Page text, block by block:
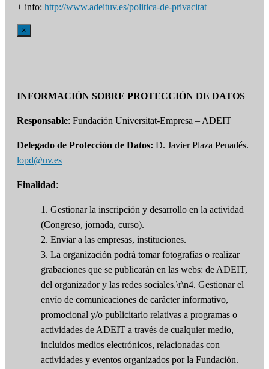
+ info: http://www.adeituv.es/politica-de-privacitat
×
INFORMACIÓN SOBRE PROTECCIÓN DE DATOS
Responsable: Fundación Universitat-Empresa – ADEIT
Delegado de Protección de Datos: D. Javier Plaza Penadés.
lopd@uv.es
Finalidad:
1. Gestionar la inscripción y desarrollo en la actividad
(Congreso, jornada, curso).
2. Enviar a las empresas, instituciones.
3. La organización podrá tomar fotografías o realizar
grabaciones que se publicarán en las webs: de ADEIT,
del organizador y las redes sociales.\r\n4. Gestionar el
envío de comunicaciones de carácter informativo,
promocional y/o publicitario relativas a programas o
actividades de ADEIT a través de cualquier medio,
incluidos medios electrónicos, relacionadas con
actividades y eventos organizados por la Fundación.